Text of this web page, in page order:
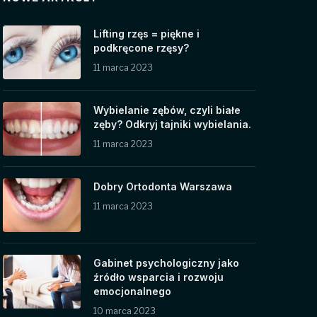
Lifting rzęs = piękne i
podkręcone rzęsy?
11 marca 2023
Wybielanie zębów, czyli białe
zęby? Odkryj tajniki wybielania.
11 marca 2023
Dobry Ortodonta Warszawa
11 marca 2023
Gabinet psychologiczny jako
źródło wsparcia i rozwoju
emocjonalnego
10 marca 2023